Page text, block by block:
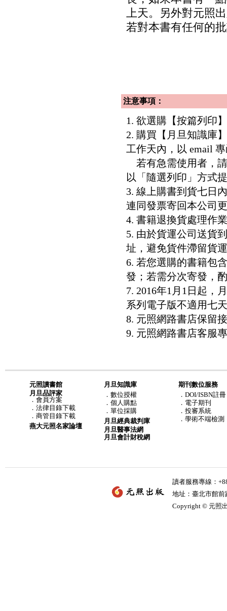
上天。另外對元照
若對本書有任何的
注意事項：
1. 欲選購【按篇列印
2. 購買【月旦知識庫
工作天內，以 email
若有急需使用者，請
以「隨選列印」方式
3. 線上購書到貨七日
連同發票寄回本公司
4. 書籍退換貨處理作
5. 由於貨運公司送貨
址，避免貨件滯留貨
6. 若您選購的書籍包
發；若需分次寄發，
7. 2016年1月1日起，
系列電子版不適用七
8. 元照網路書店保留
9. 元照網路書店客服
元照讀書館
月旦品評家
． 會員方案
． 法律目錄下載
． 商管目錄下載
燕大元照名家論壇
月旦知識庫
． 數位授權
． 個人購點
． 單位採購
月旦經典裁判庫
月旦醫事法網
月旦會計財稅網
期刊數位服務
．DOI/ISBN註冊
．電子期刊
．投審系統
．學術不端檢測
讀者服務專線：
地址：臺北市館
Copyright © 元照